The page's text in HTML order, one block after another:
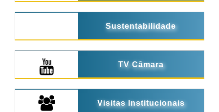
Sustentabilidade
TV Câmara
Visitas Institucionais